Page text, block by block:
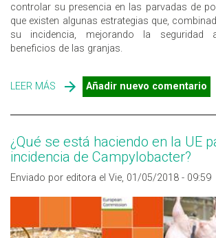
controlar su presencia en las parvadas de
que existen algunas estrategias que,
su incidencia, mejorando la seguridad
beneficios de las granjas.
LEER MÁS SOBRE COMBINACIÓN DE
MINIMIZAR LOS NIVELES DE
Añadir nuevo comentario
¿Qué se está haciendo en la UE
incidencia de Campylobacter?
Enviado por editora el Vie, 01/05/2018 - 09:59